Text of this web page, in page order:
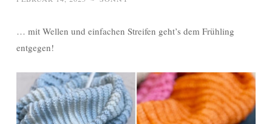
… mit Wellen und einfachen Streifen geht’s dem Frühling
entgegen!